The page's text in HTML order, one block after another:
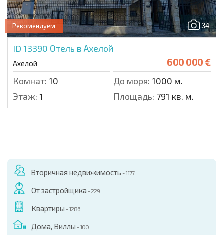
34
Рекомендуем
ID 13390 Отель в Ахелой
Ахелой 600 000 €
Комнат: 10 До моря: 1000 м.
Этаж: 1 Площадь: 791 кв. м.
Вторичная недвижимость - 1177
От застройщика - 229
Квартиры - 1286
Дома, Виллы - 100